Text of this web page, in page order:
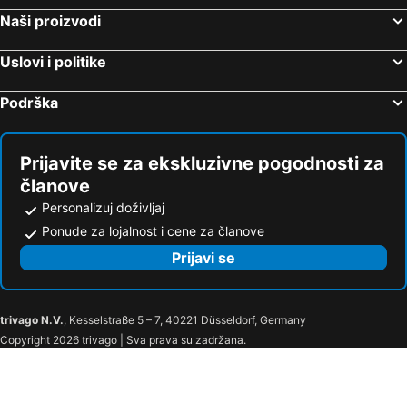
Naši proizvodi
Uslovi i politike
Podrška
Prijavite se za ekskluzivne pogodnosti za
članove
Personalizuj doživljaj
Ponude za lojalnost i cene za članove
Prijavi se
trivago N.V., Kesselstraße 5 – 7, 40221 Düsseldorf, Germany
Copyright 2026 trivago | Sva prava su zadržana.